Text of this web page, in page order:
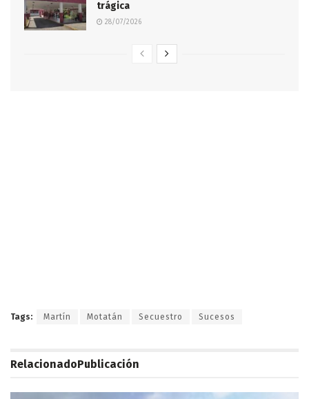
trágica
28/07/2026
Tags: Martín Motatán Secuestro Sucesos
RelacionadoPublicación